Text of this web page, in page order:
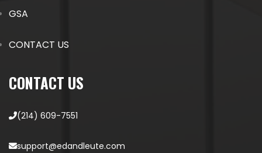
GSA
CONTACT US
CONTACT US
(214) 609-7551
support@edandleute.com